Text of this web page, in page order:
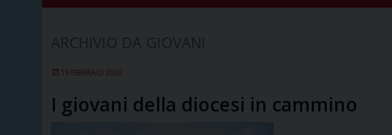
19 FEBBRAIO 2026
I giovani della diocesi in cammino